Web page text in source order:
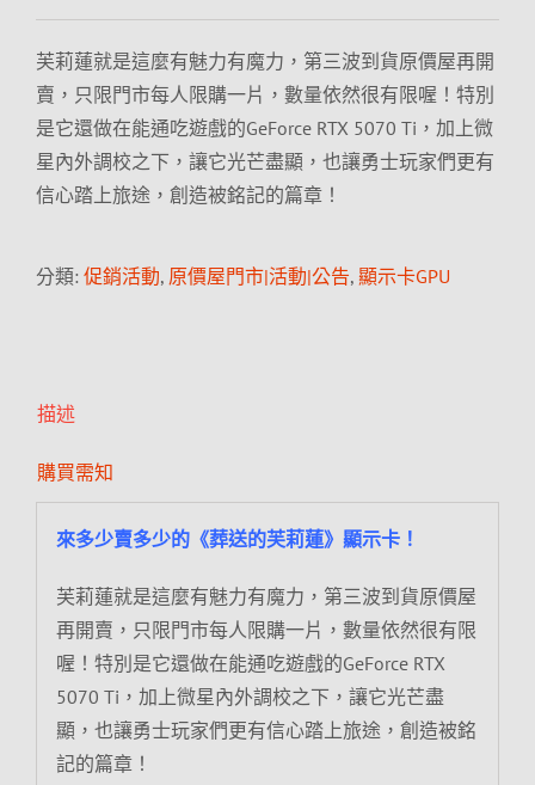
芙莉蓮就是這麼有魅力有魔力，第三波到貨原價屋再開
賣，只限門市每人限購一片，數量依然很有限喔！特別
是它還做在能通吃遊戲的GeForce RTX 5070 Ti，加上微
星內外調校之下，讓它光芒盡顯，也讓勇士玩家們更有
信心踏上旅途，創造被銘記的篇章！
分類: 促銷活動, 原價屋門市|活動|公告, 顯示卡GPU
描述
購買需知
來多少賣多少的《葬送的芙莉蓮》顯示卡！
芙莉蓮就是這麼有魅力有魔力，第三波到貨原價屋
再開賣，只限門市每人限購一片，數量依然很有限
喔！特別是它還做在能通吃遊戲的GeForce RTX
5070 Ti，加上微星內外調校之下，讓它光芒盡
顯，也讓勇士玩家們更有信心踏上旅途，創造被銘
記的篇章！